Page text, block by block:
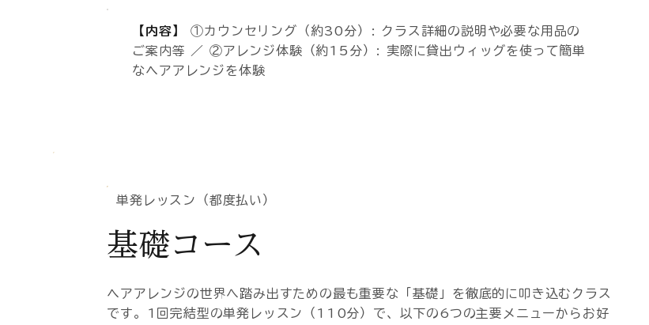
【内容】①カウンセリング（約30分）: クラス詳細の説明や必要な用品の
ご案内等 ／ ②アレンジ体験（約15分）: 実際に貸出ウィッグを使って簡単
なヘアアレンジを体験
単発レッスン（都度払い）
基礎コース
ヘアアレンジの世界へ踏み出すための最も重要な「基礎」を徹底的に叩き込むクラス
です。1回完結型の単発レッスン（110分）で、以下の6つの主要メニューからお好